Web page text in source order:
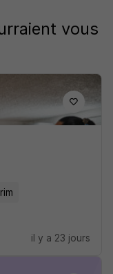
vous
il y a 23 jours